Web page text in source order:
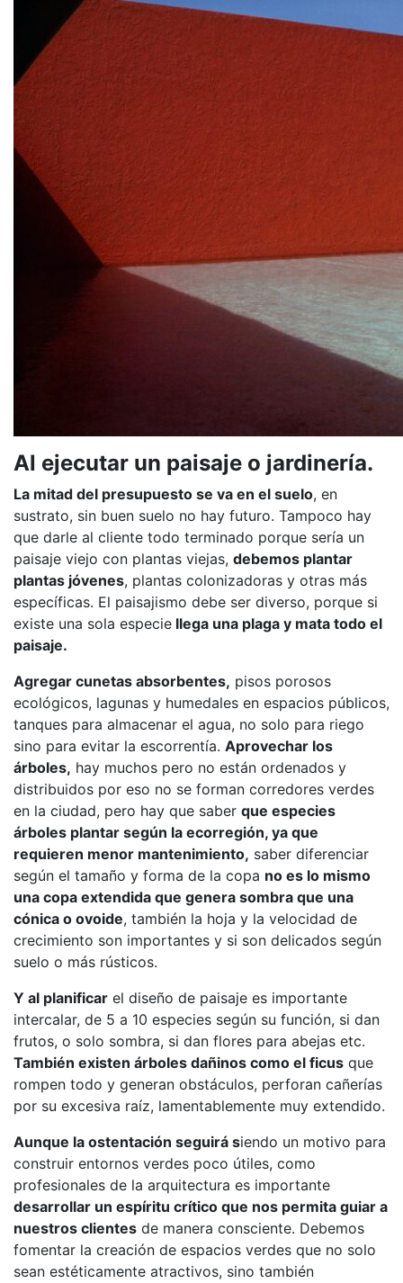
Al ejecutar un paisaje o jardinería.
La mitad del presupuesto se va en el suelo, en
sustrato, sin buen suelo no hay futuro. Tampoco hay
que darle al cliente todo terminado porque sería un
paisaje viejo con plantas viejas, debemos plantar
plantas jóvenes, plantas colonizadoras y otras más
específicas. El paisajismo debe ser diverso, porque si
existe una sola especie llega una plaga y mata todo el
paisaje.
Agregar cunetas absorbentes, pisos porosos
ecológicos, lagunas y humedales en espacios públicos,
tanques para almacenar el agua, no solo para riego
sino para evitar la escorrentía. Aprovechar los
árboles, hay muchos pero no están ordenados y
distribuidos por eso no se forman corredores verdes
en la ciudad, pero hay que saber que especies
árboles plantar según la ecorregión, ya que
requieren menor mantenimiento, saber diferenciar
según el tamaño y forma de la copa no es lo mismo
una copa extendida que genera sombra que una
cónica o ovoide, también la hoja y la velocidad de
crecimiento son importantes y si son delicados según
suelo o más rústicos.
Y al planificar el diseño de paisaje es importante
intercalar, de 5 a 10 especies según su función, si dan
frutos, o solo sombra, si dan flores para abejas etc.
También existen árboles dañinos como el ficus que
rompen todo y generan obstáculos, perforan cañerías
por su excesiva raíz, lamentablemente muy extendido.
Aunque la ostentación seguirá siendo un motivo para
construir entornos verdes poco útiles, como
profesionales de la arquitectura es importante
desarrollar un espíritu crítico que nos permita guiar a
nuestros clientes de manera consciente. Debemos
fomentar la creación de espacios verdes que no solo
sean estéticamente atractivos, sino también